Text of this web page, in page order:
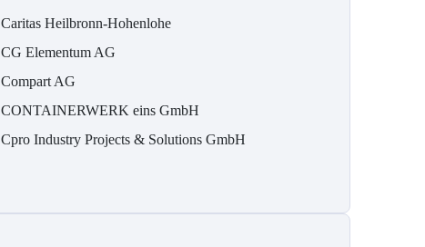
Caritas Heilbronn-Hohenlohe
CG Elementum AG
Compart AG
CONTAINERWERK eins GmbH
Cpro Industry Projects & Solutions GmbH